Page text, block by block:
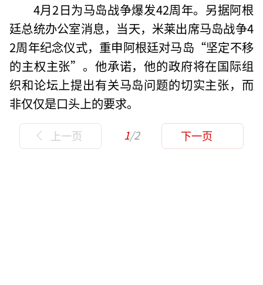
4月2日为马岛战争爆发42周年。另据阿根
廷总统办公室消息，当天，米莱出席马岛战争4
2周年纪念仪式，重申阿根廷对马岛“坚定不移
的主权主张”。他承诺，他的政府将在国际组
织和论坛上提出有关马岛问题的切实主张，而
非仅仅是口头上的要求。
上一页 1/2 下一页